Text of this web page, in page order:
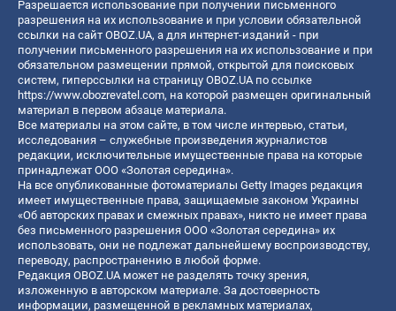
Разрешается использование при получении письменного
разрешения на их использование и при условии обязательной
ссылки на сайт OBOZ.UA, а для интернет-изданий - при
получении письменного разрешения на их использование и при
обязательном размещении прямой, открытой для поисковых
систем, гиперссылки на страницу OBOZ.UA по ссылке
https://www.obozrevatel.com, на которой размещен оригинальный
материал в первом абзаце материала.
Все материалы на этом сайте, в том числе интервью, статьи,
исследования – служебные произведения журналистов
редакции, исключительные имущественные права на которые
принадлежат ООО «Золотая середина».
На все опубликованные фотоматериалы Getty Images редакция
имеет имущественные права, защищаемые законом Украины
«Об авторских правах и смежных правах», никто не имеет права
без письменного разрешения ООО «Золотая середина» их
использовать, они не подлежат дальнейшему воспроизводству,
переводу, распространению в любой форме.
Редакция OBOZ.UA может не разделять точку зрения,
изложенную в авторском материале. За достоверность
информации, размещенной в рекламных материалах,